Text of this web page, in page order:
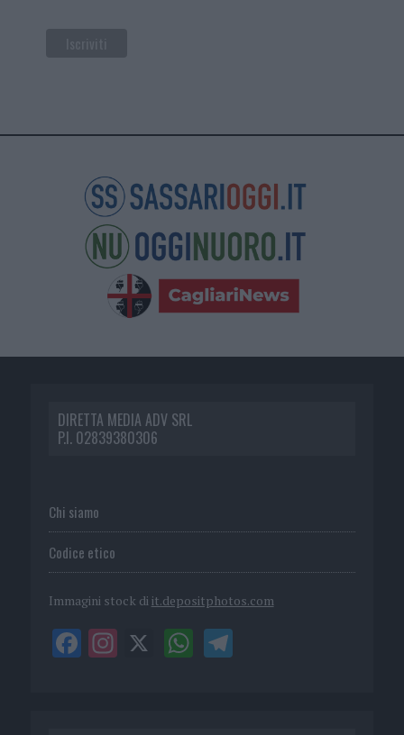
DIRETTA MEDIA ADV SRL
P.I. 02839380306
Chi siamo
Codice etico
Immagini stock di it.depositphotos.com